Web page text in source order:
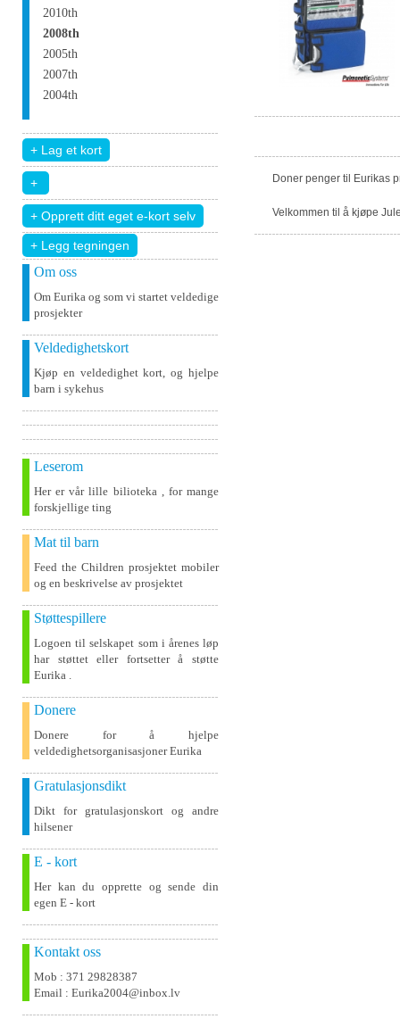
2010th
2008th
2005th
2007th
2004th
+ Legg tegningen
Om oss
Om Eurika og som vi startet veldedige
prosjekter
Veldedighetskort
Kjøp en veldedighet kort, og hjelpe
barn i sykehus
Leserom
Her er vår lille bilioteka , for mange
forskjellige ting
Mat til barn
Feed the Children prosjektet mobiler
og en beskrivelse av prosjektet
Støttespillere
Logoen til selskapet som i årenes løp
har støttet eller fortsetter å støtte
Eurika .
Donere
Donere for å hjelpe
veldedighetsorganisasjoner Eurika
Gratulasjonsdikt
Dikt for gratulasjonskort og andre
hilsener
E - kort
Her kan du opprette og sende din
egen E - kort
Kontakt oss
Mob : 371 29828387
Email : Eurika2004@inbox.lv
Doner penger til Eurikas
Velkommen til å kjøpe